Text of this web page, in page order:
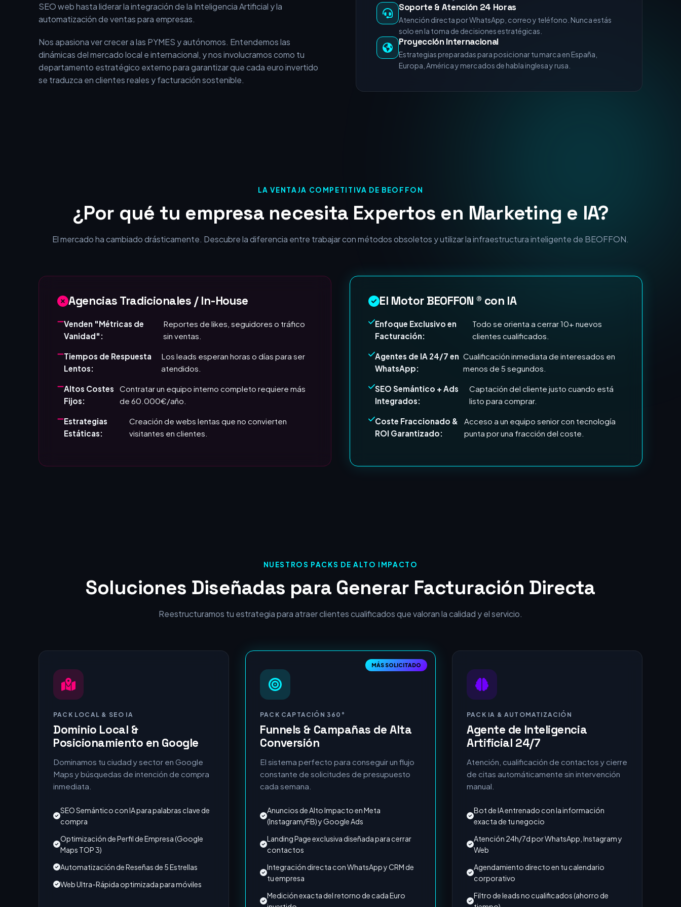
aislados. Somos un equipo con más de 15 años de experiencia acumulada en
el entorno digital, que ha evolucionado desde los inicios del posicionamiento
SEO web hasta liderar la integración de la Inteligencia Artificial y la
automatización de ventas para empresas.
Nos apasiona ver crecer a las PYMES y autónomos. Entendemos las
dinámicas del mercado local e internacional, y nos involucramos como tu
+15 Años de Experiencia
Miles de horas analizando algoritmos de Google, comportamiento
del consumidor y funnels de conversión.
Soporte & Atención 24 Horas
Atención directa por WhatsApp, correo y teléfono. Nunca estás
solo en la toma de decisiones estratégicas.
Proyección Internacional
LA VENTAJA COMPETITIVA DE BEOFFON
¿Por qué tu empresa necesita Expertos en Marketing e IA?
Agencias Tradicionales / In-House
Venden "Métricas de
Vanidad":
Reportes de likes, seguidores o tráfico
sin ventas.
Tiempos de Respuesta
Lentos:
Los leads esperan horas o días para ser
atendidos.
Altos Costes
Fijos:
Contratar un equipo interno completo requiere más
de 60.000€/año.
Estáticas:
visitantes en clientes.
El Motor BEOFFON ® con IA
Enfoque Exclusivo en
Facturación:
Todo se orienta a cerrar 10+ nuevos
clientes cualificados.
Agentes de IA 24/7 en
WhatsApp:
Cualificación inmediata de interesados en
menos de 5 segundos.
SEO Semántico + Ads
Integrados:
Captación del cliente justo cuando está
listo para comprar.
ROI Garantizado:
punta por una fracción del coste.
NUESTROS PACKS DE ALTO IMPACTO
Soluciones Diseñadas para Generar Facturación Directa
PACK LOCAL & SEO IA
Dominio Local &
Posicionamiento en Google
Dominamos tu ciudad y sector en Google
Maps y búsquedas de intención de compra
inmediata.
SEO Semántico con IA para palabras clave de
compra
Optimización de Perfil de Empresa (Google
Maps TOP 3)
PACK CAPTACIÓN 360°
Funnels & Campañas de Alta
Conversión
El sistema perfecto para conseguir un flujo
cada semana.
Anuncios de Alto Impacto en Meta
(Instagram/FB) y Google Ads
Landing Page exclusiva diseñada para cerrar
contactos
Integración directa con WhatsApp y CRM de
PACK IA & AUTOMATIZACIÓN
Agente de Inteligencia
Artificial 24/7
Atención, cualificación de contactos y cierre
de citas automáticamente sin intervención
manual.
Bot de IA entrenado con la información
exacta de tu negocio
Atención 24h/7d por WhatsApp, Instagram y
Web
Agendamiento directo en tu calendario